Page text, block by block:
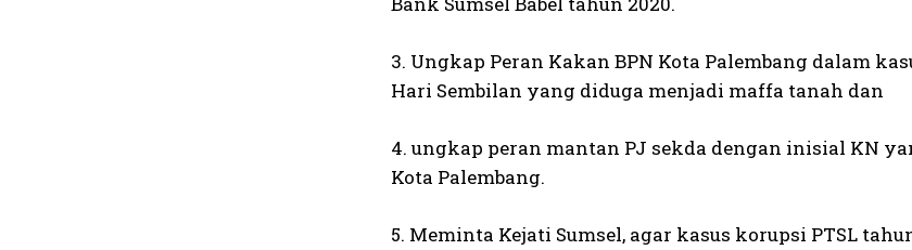
3. Ungkap Peran Kakan BPN Kota Palembang dalam
Hari Sembilan yang diduga menjadi maffa tanah dan
4. ungkap peran mantan PJ sekda dengan inisial KN
Kota Palembang.
5. Meminta Kejati Sumsel, agar kasus korupsi PTSL